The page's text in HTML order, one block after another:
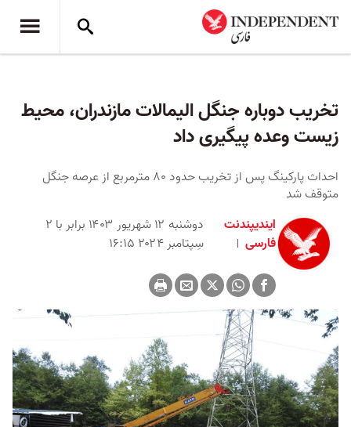
تخریب دوباره جنگل الیمالات مازندران، محیط
زیست وعده پیگیری داد
احداث پارکینگ پس از تخریب حدود ۸۰ مترمربع از عرصه جنگل
متوقف شد
ایندیپندنت
فارسی
دوشنبه ۱۲ شهریور ۱۴۰۳ برابر با ۲
سِپتامبر ۲۰۲۴ ۱۶:۱۵